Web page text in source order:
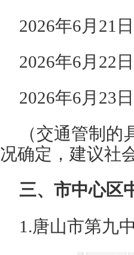
2026年6月21
2026年6月22
2026年6月23
（交通管制
况确定，建议社
三、市中心区
1.唐山市第九